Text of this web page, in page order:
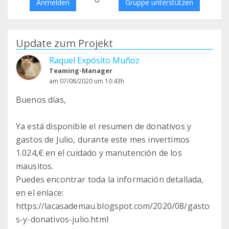
Anmelden Gruppe unterstützen
Update zum Projekt
Raquel Expósito Muñoz
Teaming-Manager
am 07/08/2020 um 10:43h
Buenos días,
Ya está disponible el resumen de donativos y
gastos de Julio, durante este mes invertimos
1.024,€ en el cuidado y manutención de los
mausitos.
Puedes encontrar toda la información detallada,
en el enlace:
https://lacasademau.blogspot.com/2020/08/gasto
s-y-donativos-julio.html